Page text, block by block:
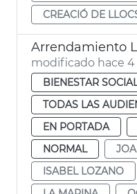
CREACIÓ DE
Arrendamiento
modificado hace 4
BIENESTAR
TODAS LAS
EN PORTADA
NORMAL
ISABEL LOZANO